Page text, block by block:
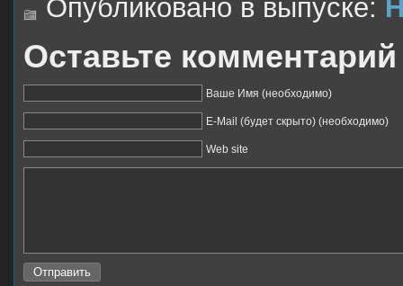
Опубликовано в выпуске:
Оставьте комментарий
Ваше Имя (необходимо)
E-Mail (будет скрыто) (необходимо)
Web site